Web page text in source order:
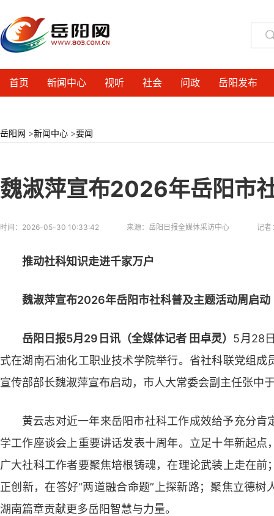
首页 新闻中心 视听 社会 问政 岳阳发布
岳阳网 >新闻中心 >要闻
魏淑萍宣布2026年岳阳市
时间： 2026-05-30 10:33:42 来源： 岳阳日报全媒体采访中心 记者
推动社科知识走进千家万户
魏淑萍宣布2026年岳阳市社科普及主题活动周启动
岳阳日报5月29日讯（全媒体记者 田卓灵） 5月28
式在湖南石油化工职业技术学院举行。省社科联党组
宣传部部长魏淑萍宣布启动，市人大常委会副主任张中
黄云志对近一年来岳阳市社科工作成效给予充分
学工作座谈会上重要讲话发表十周年。立足十年新起
广大社科工作者要聚焦培根铸魂，在理论武装上走在
正创新，在答好“两道融合命题”上探新路；聚焦立德
湖南篇章贡献更多岳阳智慧与力量。